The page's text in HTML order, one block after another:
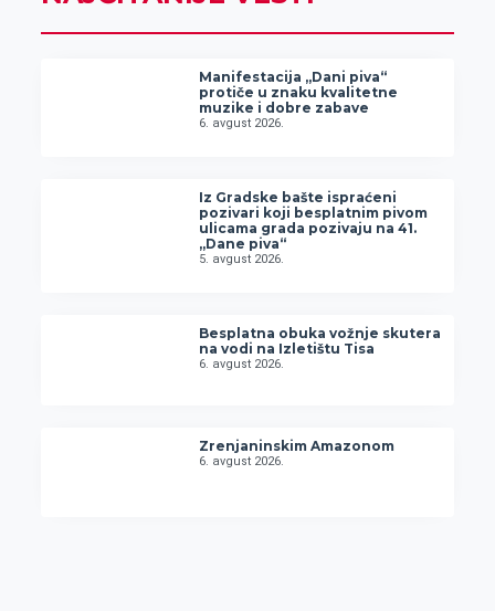
Manifestacija „Dani piva“
protiče u znaku kvalitetne
muzike i dobre zabave
6. avgust 2026.
Iz Gradske bašte ispraćeni
pozivari koji besplatnim pivom
ulicama grada pozivaju na 41.
„Dane piva“
5. avgust 2026.
Besplatna obuka vožnje skutera
na vodi na Izletištu Tisa
6. avgust 2026.
Zrenjaninskim Amazonom
6. avgust 2026.